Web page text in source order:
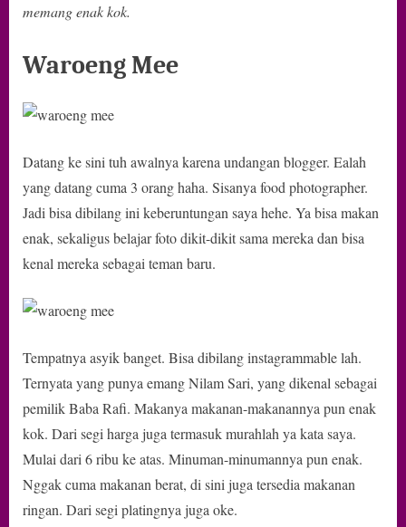
memang enak kok.
Waroeng Mee
Datang ke sini tuh awalnya karena undangan blogger. Ealah
yang datang cuma 3 orang haha. Sisanya food photographer.
Jadi bisa dibilang ini keberuntungan saya hehe. Ya bisa makan
enak, sekaligus belajar foto dikit-dikit sama mereka dan bisa
kenal mereka sebagai teman baru.
Tempatnya asyik banget. Bisa dibilang instagrammable lah.
Ternyata yang punya emang Nilam Sari, yang dikenal sebagai
pemilik Baba Rafi. Makanya makanan-makanannya pun enak
kok. Dari segi harga juga termasuk murahlah ya kata saya.
Mulai dari 6 ribu ke atas. Minuman-minumannya pun enak.
Nggak cuma makanan berat, di sini juga tersedia makanan
ringan. Dari segi platingnya juga oke.